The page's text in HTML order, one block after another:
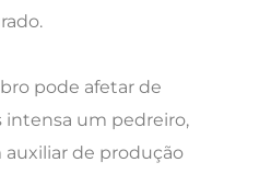
pode afetar de
um pedreiro,
auxiliar de produção